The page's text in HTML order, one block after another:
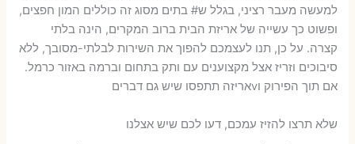
למעשה מעבר רציני, בגלל ש# בתים מסוג זה כוללים המון חפצים,
ופשוט כך עשייה של אריזת הבית ברוב המקרים, הינה בלתי
קצרה. על כן, תנו לעצמכם להפוך את השירות לבלתי-מסובך, ללא
סיבוכים וזריז אצל מקצוענים עם ותק בתחום וברמה באזור כרמל.
אם תוך הפירוק וvאריזה תתפסו שיש גם דברים
שלא תרצו להזיז עמכם, דעו לכם שיש אצלנו